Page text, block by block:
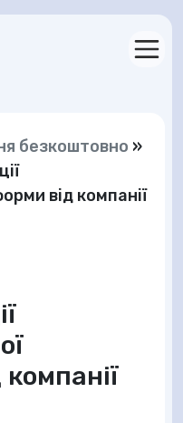
безкоштовно »
від компанії